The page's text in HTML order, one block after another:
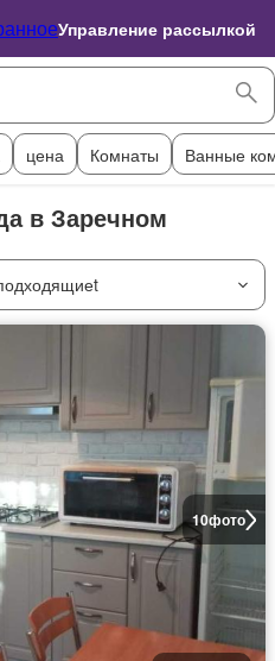
Управление рассылкой
цена Комнаты Ванные
в Заречном
10фото